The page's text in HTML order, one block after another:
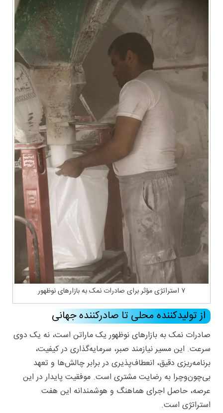
۷ استراتژی مؤثر برای صادرات نمک به بازارهای نوظهور
از تولیدکننده محلی تا صادرکننده جهانی
صادرات نمک به بازارهای نوظهور یک ماراتن است، نه یک دوی
سرعت. این مسیر نیازمند صبر، سرمایه‌گذاری در کیفیت،
برنامه‌ریزی دقیق، انعطاف‌پذیری در برابر چالش‌ها و تعهد
بی‌چون‌وچرا به رضایت مشتری است. موفقیت پایدار در این
عرصه، حاصل اجرای هماهنگ و هوشمندانه این هفت
استراتژی است.